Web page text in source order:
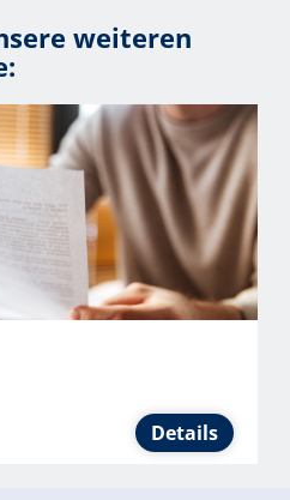
weiteren
Details